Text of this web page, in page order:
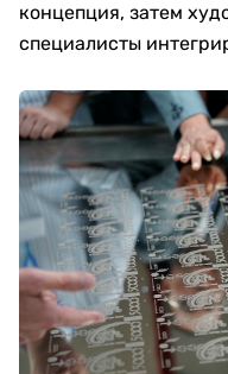
концепция, затем
специалисты